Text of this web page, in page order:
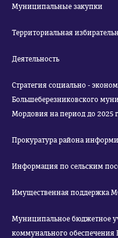
Муниципальные закупки
Территориальная
Деятельность
Стратегия социально -
Большеберезниковского
Мордовия на
Прокуратура района
Информация по сельским
Имущественная поддержка
Муниципальное бюджетное
коммунального обеспечения